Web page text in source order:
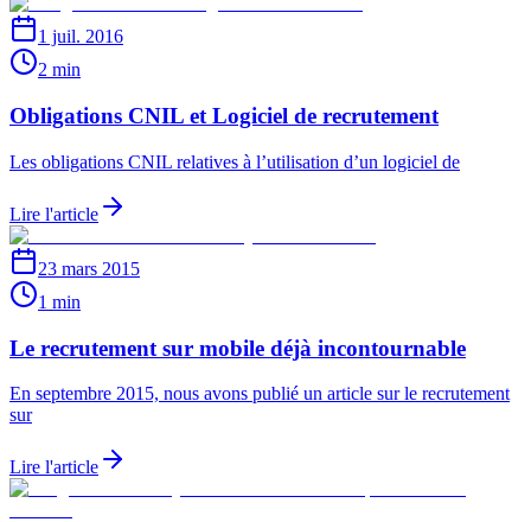
1 juil. 2016
2 min
Obligations CNIL et Logiciel de recrutement
Les obligations CNIL relatives à l’utilisation d’un logiciel de
Lire l'article
23 mars 2015
1 min
Le recrutement sur mobile déjà incontournable
En septembre 2015, nous avons publié un article sur le recrutement
sur
Lire l'article